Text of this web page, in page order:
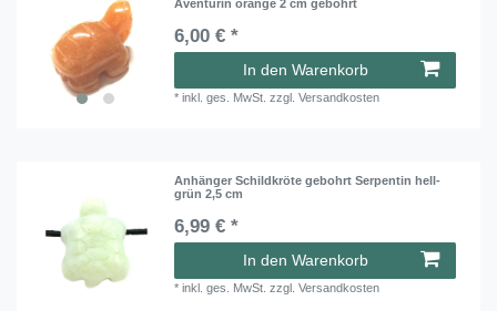
Aventurin orange 2 cm gebohrt
6,00 € *
In den Warenkorb
*inkl. ges. MwSt. zzgl.Versandkosten
Anhänger Schildkröte gebohrt Serpentin hell-
grün 2,5 cm
6,99 € *
In den Warenkorb
*inkl. ges. MwSt. zzgl.Versandkosten